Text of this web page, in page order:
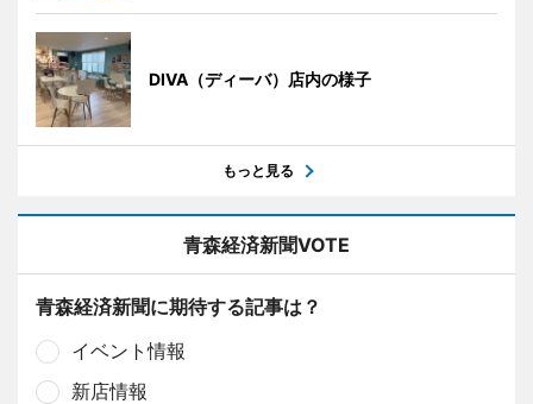
DIVA（ディーバ）店内の様子
もっと見る
青森経済新聞VOTE
青森経済新聞に期待する記事は？
イベント情報
新店情報